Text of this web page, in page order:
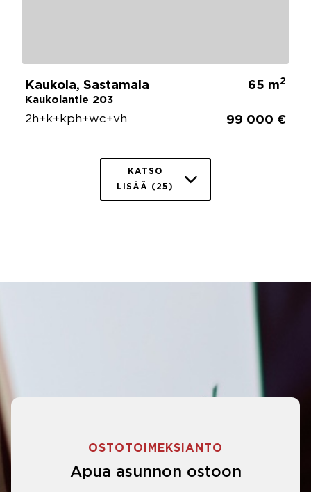
Kaukola, Sastamala
Kaukolantie 203
65 m2
2h+k+kph+wc+vh 99 000 €
KATSO
LISÄÄ (25)
OSTOTOIMEKSIANTO
Apua asunnon ostoon